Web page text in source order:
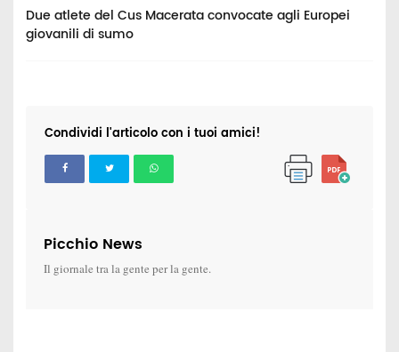
Due atlete del Cus Macerata convocate agli Europei
giovanili di sumo
Condividi l'articolo con i tuoi amici!
Picchio News
Il giornale tra la gente per la gente.